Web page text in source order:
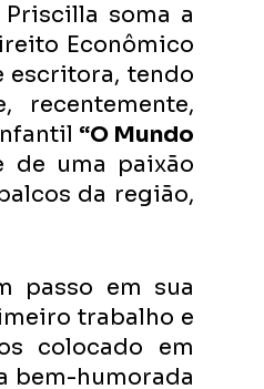
soma a
Econômico
escritora, tendo
“O Mundo
de uma paixão
da região,
passo em sua
trabalho e
colocado em
bem-humorada